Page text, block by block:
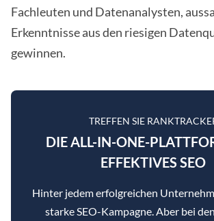
Fachleuten und Datenanalysten,
Erkenntnisse aus den riesigen
gewinnen.
TREFFEN SIE
DIE ALL-IN-ONE-
EFFEKTIVES SEO
Hinter jedem erfolgreichen
starke SEO-Kampagne. Aber bei